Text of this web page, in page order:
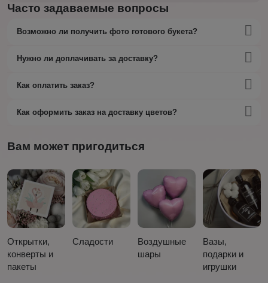
Часто задаваемые вопросы
Возможно ли получить фото готового букета?
Нужно ли доплачивать за доставку?
Как оплатить заказ?
Как оформить заказ на доставку цветов?
Вам может пригодиться
Открытки,
конверты и
пакеты
Сладости
Воздушные
шары
Вазы,
подарки и
игрушки